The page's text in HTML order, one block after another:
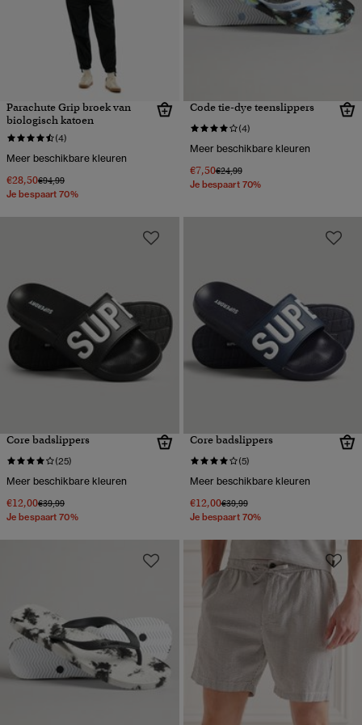
Parachute Grip broek van
biologisch katoen
(4)
Meer beschikbare kleuren
€28,50Prijs verlaagd van
€94,99naar
Je bespaart 70%
Code tie-dye teenslippers
(4)
Meer beschikbare kleuren
€7,50Prijs verlaagd van
€24,99naar
Je bespaart 70%
Core badslippers
(25)
Meer beschikbare kleuren
€12,00Prijs verlaagd van
€39,99naar
Je bespaart 70%
Core badslippers
(5)
Meer beschikbare kleuren
€12,00Prijs verlaagd van
€39,99naar
Je bespaart 70%